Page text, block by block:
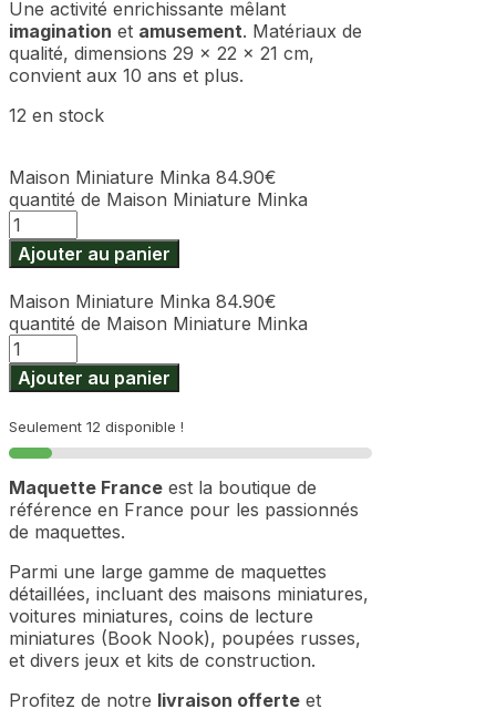
Une activité enrichissante mêlant
imagination et amusement. Matériaux de
qualité, dimensions 29 x 22 x 21 cm,
convient aux 10 ans et plus.
12 en stock
Maison Miniature Minka 84.90€
quantité de Maison Miniature Minka
Ajouter au panier
Maison Miniature Minka 84.90€
quantité de Maison Miniature Minka
Ajouter au panier
Seulement 12 disponible !
Maquette France est la boutique de
référence en France pour les passionnés
de maquettes.
Parmi une large gamme de maquettes
détaillées, incluant des maisons miniatures,
voitures miniatures, coins de lecture
miniatures (Book Nook), poupées russes,
et divers jeux et kits de construction.
Profitez de notre livraison offerte et